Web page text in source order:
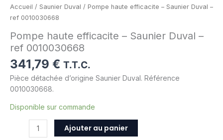
Accueil / Saunier Duval / Pompe haute efficacite – Saunier Duval –
ref 0010030668
Pompe haute efficacite – Saunier Duval –
ref 0010030668
341,79 € T.T.C.
Pièce détachée d’origine Saunier Duval. Référence
0010030668.
Disponible sur commande
Ajouter au panier